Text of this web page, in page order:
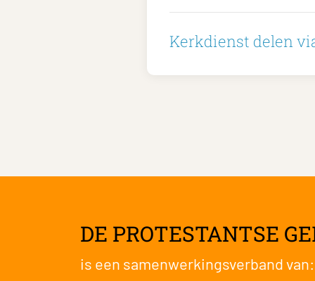
Kerkdienst delen
DE PROTESTANTSE
is een samenwerkingsverband van: